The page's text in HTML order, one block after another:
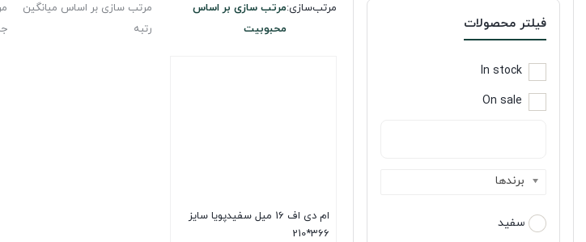
فیلتر محصولات
In stock
On sale
برندها
سفید
مرتب‌سازی:مرتب سازی بر اساس
محبوبیت
مرتب سازی بر اساس میانگین
رتبه
ام دی اف 16 میل سفیدپویا سایز
366*210